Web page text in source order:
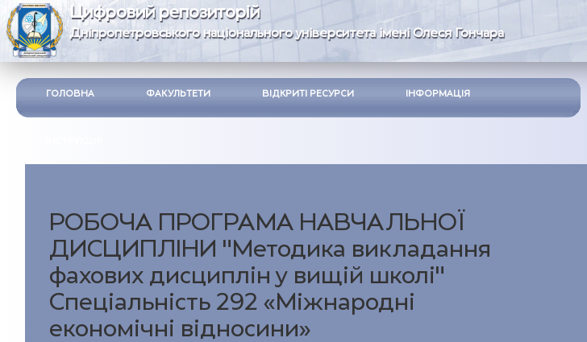
Цифровий репозиторій
Дніпропетровського національного університета імені Олеся Гончара
ГОЛОВНА ФАКУЛЬТЕТИ ВІДКРИТІ РЕСУРСИ ІНФОРМАЦІЯ
РОБОЧА ПРОГРАМА НАВЧАЛЬНОЇ
ДИСЦИПЛІНИ "Методика викладання
фахових дисциплін у вищій школі"
Спеціальність 292 «Міжнародні
економічні відносини»